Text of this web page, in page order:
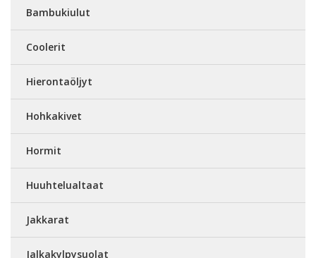
Bambukiulut
Coolerit
Hierontaöljyt
Hohkakivet
Hormit
Huuhtelualtaat
Jakkarat
Jalkakylpysuolat